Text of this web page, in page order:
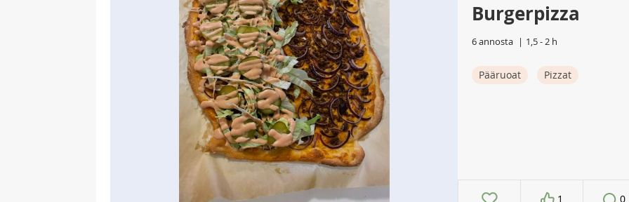
Burgerpizza
6 annosta 1,5 - 2 h
Pääruoat Pizzat
1 0